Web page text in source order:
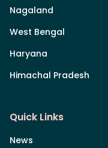
Nagaland
West Bengal
Haryana
Himachal Pradesh
Quick Links
News